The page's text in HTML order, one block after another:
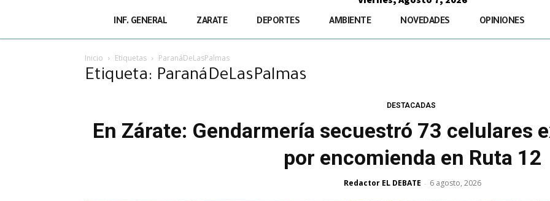
INF. GENERAL ZARATE DEPORTES AMBIENTE NOVEDADES OPINIONES
Inicio Etiquetas ParanáDeLasPalmas
Etiqueta: ParanáDeLasPalmas
DESTACADAS
En Zárate: Gendarmería secuestró 73 celulares
por encomienda en Ruta 12
Redactor EL DEBATE - 6 agosto, 2026